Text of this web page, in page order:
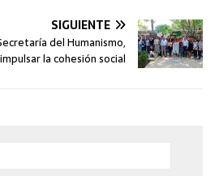
SIGUIENTE
del Humanismo,
la cohesión social